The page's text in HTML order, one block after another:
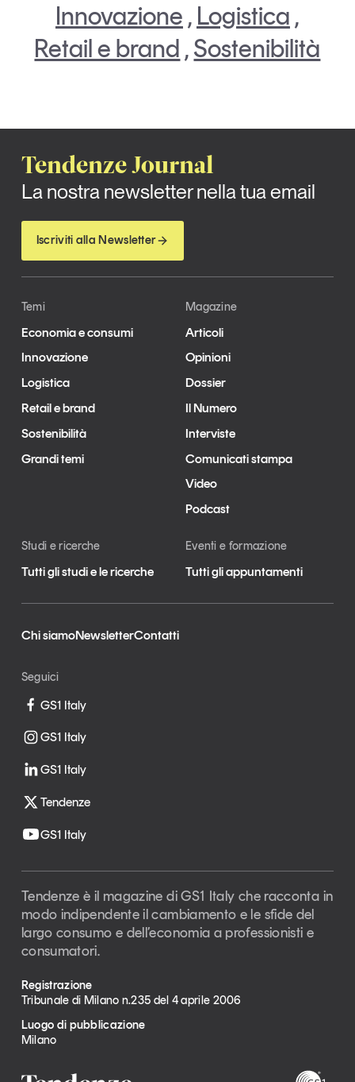
Innovazione , Logistica ,
Retail e brand ,Sostenibilità
Tendenze Journal
La nostra newsletter nella tua email
Iscriviti alla Newsletter
Temi
Economia e consumi
Innovazione
Logistica
Retail e brand
Sostenibilità
Grandi temi
Magazine
Articoli
Opinioni
Dossier
Il Numero
Interviste
Comunicati stampa
Video
Podcast
Studi e ricerche
Tutti gli studi e le ricerche
Eventi e formazione
Tutti gli appuntamenti
Chi siamoNewsletterContatti
Seguici
GS1 Italy
GS1 Italy
GS1 Italy
Tendenze
GS1 Italy
Tendenze è il magazine di GS1 Italy che racconta in
modo indipendente il cambiamento e le sfide del
largo consumo e dell’economia a professionisti e
consumatori.
Registrazione
Tribunale di Milano n.235 del 4 aprile 2006
Luogo di pubblicazione
Milano